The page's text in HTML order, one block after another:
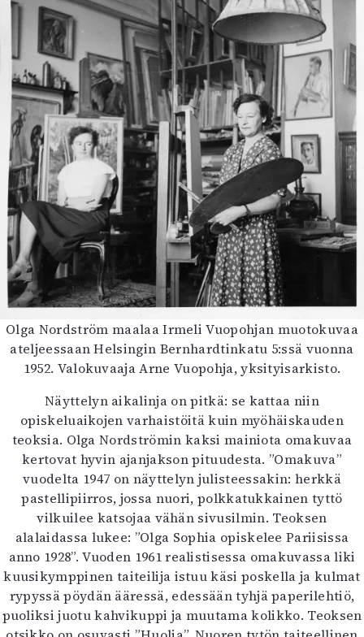
Olga Nordström maalaa Irmeli Vuopohjan muotokuvaa
ateljeessaan Helsingin Bernhardtinkatu 5:ssä vuonna
1952. Valokuvaaja Arne Vuopohja, yksityisarkisto.
Näyttelyn aikalinja on pitkä: se kattaa niin
opiskeluaikojen varhaistöitä kuin myöhäiskauden
teoksia. Olga Nordströmin kaksi mainiota omakuvaa
kertovat hyvin ajanjakson pituudesta. ”Omakuva”
vuodelta 1947 on näyttelyn julisteessakin: herkkä
pastellipiirros, jossa nuori, polkkatukkainen tyttö
vilkuilee katsojaa vähän sivusilmin. Teoksen
alalaidassa lukee: ”Olga Sophia opiskelee Pariisissa
anno 1928”. Vuoden 1961 realistisessa omakuvassa liki
kuusikymppinen taiteilija istuu käsi poskella ja kulmat
rypyssä pöydän ääressä, edessään tyhjä paperilehtiö,
puoliksi juotu kahvikuppi ja muutama kolikko. Teoksen